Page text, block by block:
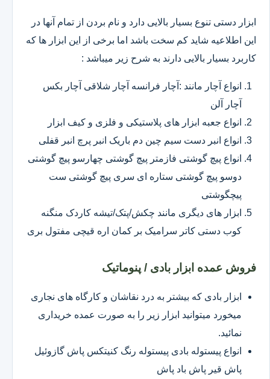
ابزار دستی تنوع بسیار بالایی دارد و نام بردن از تمام آنها در
این اطلاعیه شاید کم سخت باشد اما برخی از این ابزار ها که
کاربرد بسیار بالایی دارند به شرح زیر میباشد :
انواع آچار مانند :آچار فرانسه آچار شلاقی آچار بکس
آچار آلن
انواع جعبه ابزار های پلاستیکی و فلزی و کیف ابزار
انواع انبر دست سیم چین دم باریک انبر پرچ انبر قفلی
انواع پیچ گوشتی فازمتر پیچ گوشتی چهارسو پیچ گوشتی
دوسو پیچ گوشتی ستاره ای سری پیچ گوشتی ست
پیچگوشتی
ابزار های دیگری مانند چکش/پتک/تیشه کاردک منگنه
کوب دستی کاتر سرامیک بر کمان اره قیچی مفتول بری
فروش عمده ابزار بادی / پنوماتیک
ابزار بادی که بیشتر به درد نقاشان و کارگاه های نجاری
میخورد میتوانید ابزار زیر را به صورت عمده خریداری
نمائید.
انواع پیستوله بادی پیستوله رنگ کنیتکس پاش گازوئیل
پاش قیر پاش باد پاش